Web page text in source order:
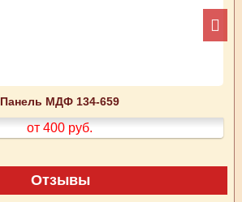
Панель МДФ 134-659
от 400 руб.
Отзывы